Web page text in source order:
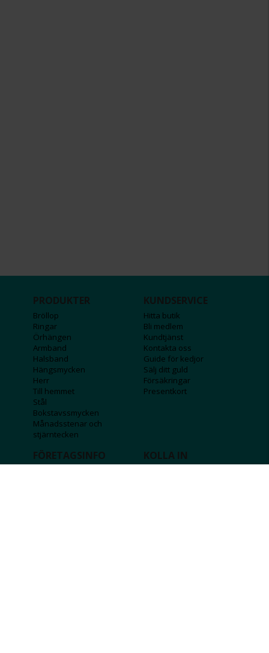
PRODUKTER
Bröllop
Ringar
Örhängen
Armband
Halsband
Hängsmycken
Herr
Till hemmet
Stål
Bokstavssmycken
Månadsstenar och
stjärntecken
KUNDSERVICE
Hitta butik
Bli medlem
Kundtjänst
Kontakta oss
Guide för kedjor
Sälj ditt guld
Försäkringar
Presentkort
FÖRETAGSINFO KOLLA IN